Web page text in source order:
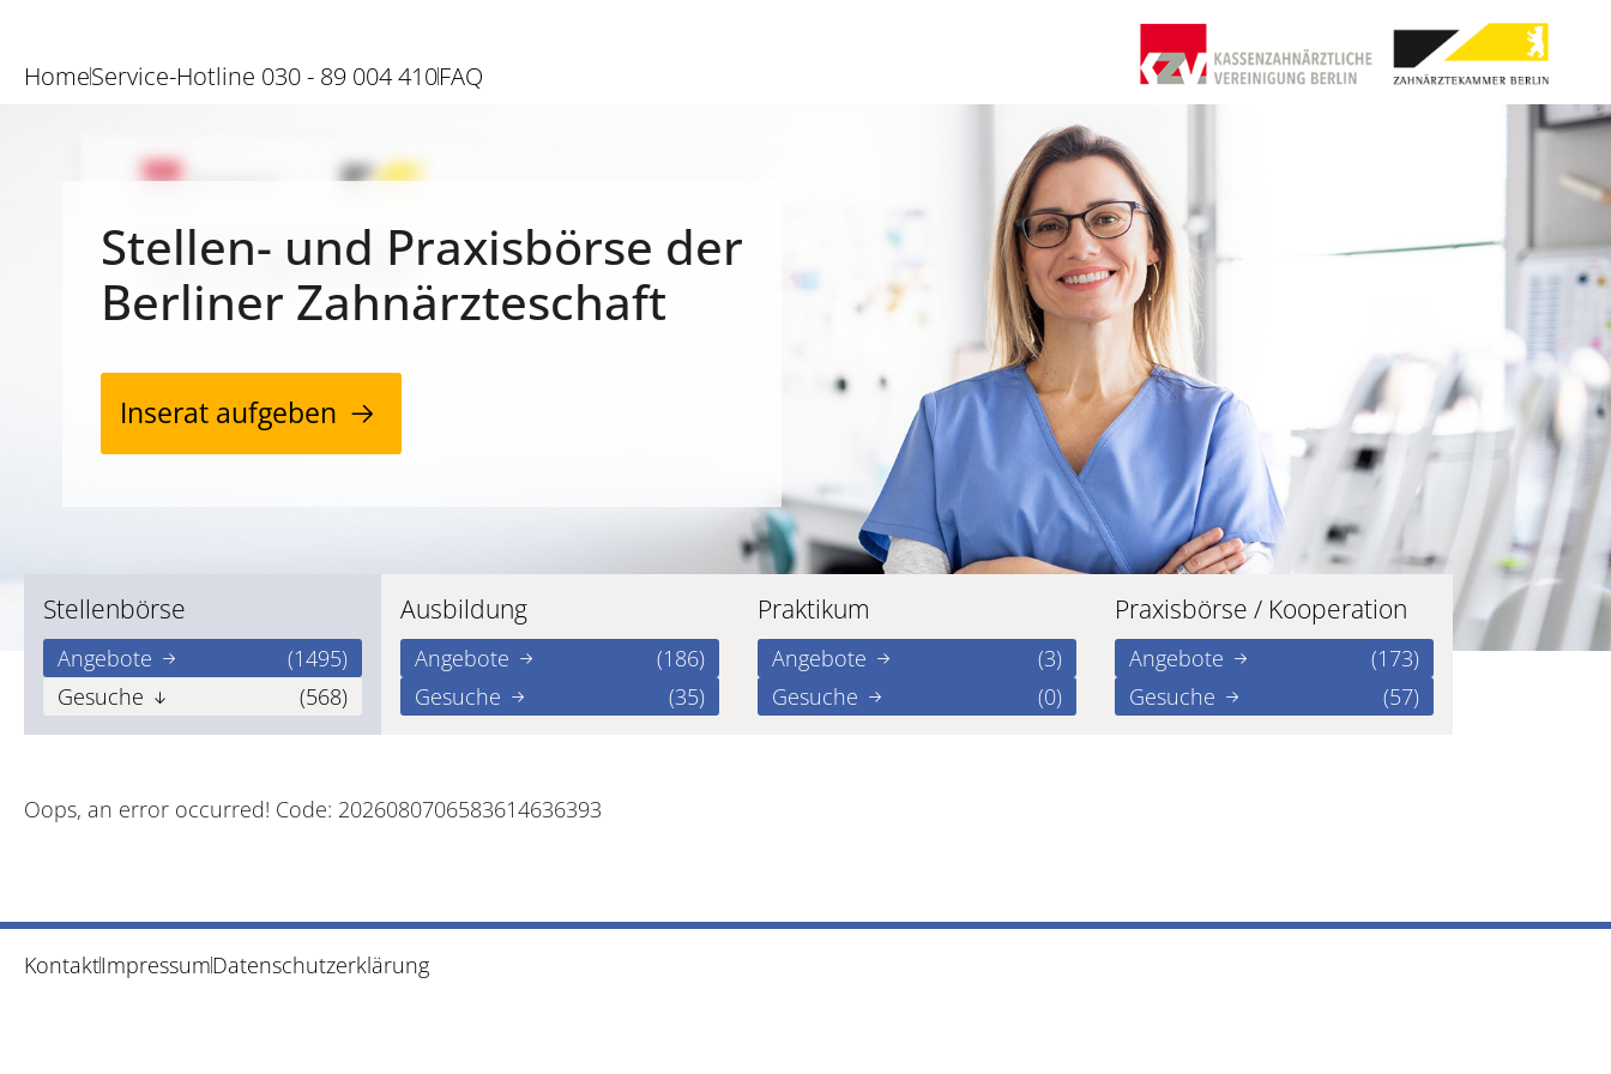
HomeService-Hotline 030 - 89 004 410FAQ
Stellen- und Praxisbörse der
Berliner Zahnärzteschaft
Inserat aufgeben
Stellenbörse
Angebote
(1495)
Gesuche
(568)
Ausbildung
Angebote
(186)
Gesuche
(35)
Praktikum
Angebote
(3)
Gesuche
(0)
Praxisbörse / Kooperation
Angebote
(173)
Gesuche
(57)
Oops, an error occurred! Code: 2026080706583614636393
KontaktImpressumDatenschutzerklärung